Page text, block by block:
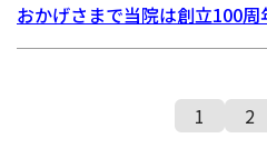
おかげさまで当院は創立100周
1 2